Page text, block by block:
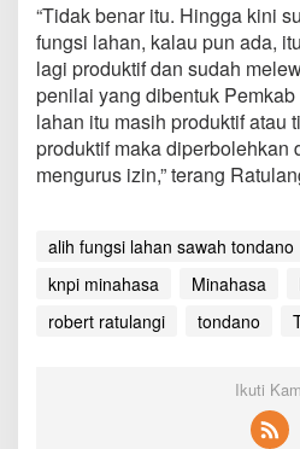
“Tidak benar itu. Hingga kini
fungsi lahan, kalau pun ada,
lagi produktif dan sudah
penilai yang dibentuk
lahan itu masih produktif atau
produktif maka diperbolehkan
mengurus izin,” terang
alih fungsi lahan sawah tondano
knpi minahasa
Minahasa
robert ratulangi
tondano
Ikuti